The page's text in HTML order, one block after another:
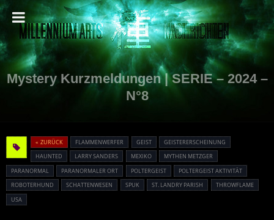
Mystery Kurzmeldungen | SERIE – 2024 –
N°8
« ZURÜCK FLAMMENWERFER GEIST
GEISTERERSCHEINUNG
HAUNTED
LARRY SANDERS MEXIKO
MYTHEN METZGER
PARANORMAL
PARANORMALER ORT POLTERGEIST
POLTERGEIST AKTIVITÄT
ROBOTERHUND
SCHATTENWESEN SPUK ST. LANDRY PARISH
THROWFLAME
USA